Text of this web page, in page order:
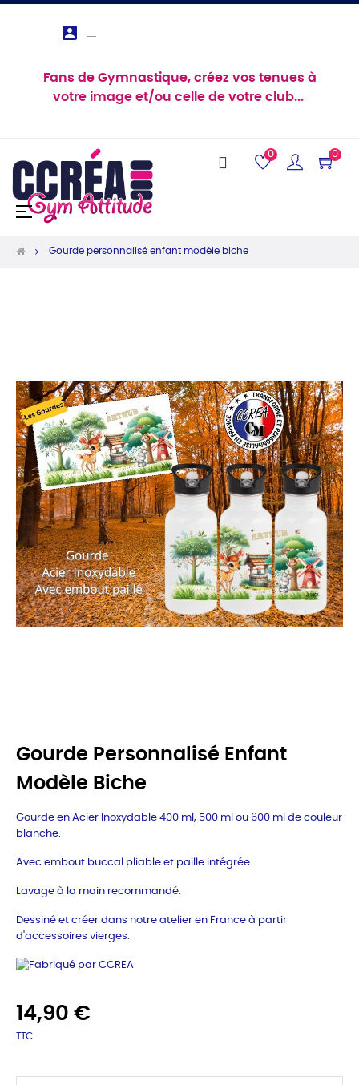

Fans de Gymnastique, créez vos tenues à
votre image et/ou celle de votre club...
0 0
Basculer
navigation
☰
Gourde personnalisé enfant modèle biche
Gourde Personnalisé Enfant
Modèle Biche
Gourde en Acier Inoxydable 400 ml, 500 ml ou 600 ml de couleur
blanche.
Avec embout buccal pliable et paille intégrée.
Lavage à la main recommandé.
Dessiné et créer dans notre atelier en France à partir
d'accessoires vierges.
14,90 €
TTC